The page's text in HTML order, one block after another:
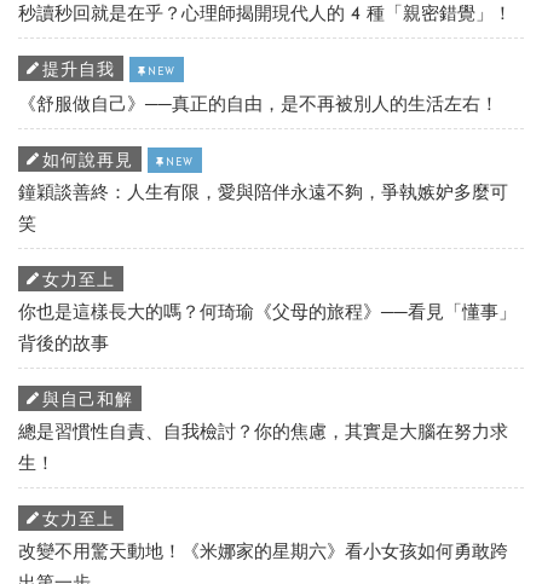
秒讀秒回就是在乎？心理師揭開現代人的 4 種「親密錯覺」！
提升自我 NEW
《舒服做自己》──真正的自由，是不再被別人的生活左右！
如何說再見 NEW
鐘穎談善終：人生有限，愛與陪伴永遠不夠，爭執嫉妒多麼可
笑
女力至上
你也是這樣長大的嗎？何琦瑜《父母的旅程》──看見「懂事」
背後的故事
與自己和解
總是習慣性自責、自我檢討？你的焦慮，其實是大腦在努力求
生！
女力至上
改變不用驚天動地！《米娜家的星期六》看小女孩如何勇敢跨